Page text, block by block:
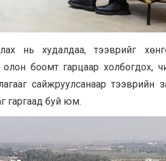
нь худалдаа, тээврийг
боомт гарцаар холбогдох,
сайжруулсанаар тээврийн
гаргаад буй юм.